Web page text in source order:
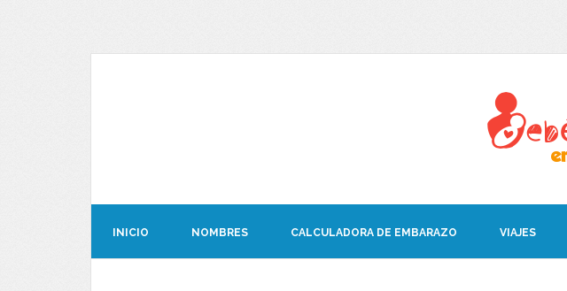
INICIO NOMBRES CALCULADORA DE EMBARAZO VIAJES